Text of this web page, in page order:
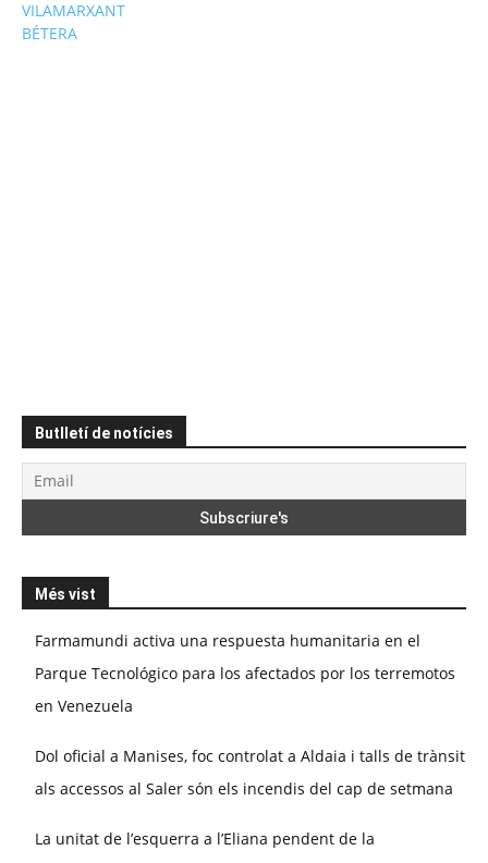
VILAMARXANT
BÉTERA
Butlletí de notícies
Més vist
Farmamundi activa una respuesta humanitaria en el
Parque Tecnológico para los afectados por los terremotos
en Venezuela
Dol oficial a Manises, foc controlat a Aldaia i talls de trànsit
als accessos al Saler són els incendis del cap de setmana
La unitat de l’esquerra a l’Eliana pendent de la